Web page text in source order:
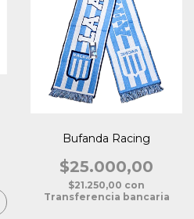
Bufanda Racing
$25.000,00
$21.250,00 con
Transferencia bancaria